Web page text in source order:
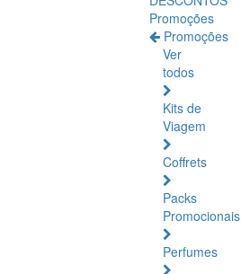
Promoções
Promoções
Ver
todos
Kits de
Viagem
Coffrets
Packs
Promocionais
Perfumes